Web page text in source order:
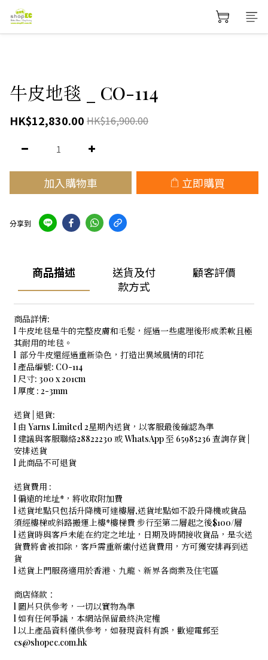
牛皮地毯 _ CO-114
HK$12,830.00 HK$16,900.00
加入購物車 立即購買
分享到
商品描述
送貨及付
款方式
顧客評價
商品詳情:
l 牛皮地毯是牛的完整皮膚和毛髮，經過一些處理後形成柔軟且極
其耐用的地毯。
l 部分牛皮還經過重新染色，打造出異域風情的印花
l 產品編號: CO-114
l 尺寸: 300 x 201cm
l 厚度 : 2-3mm
送貨 | 退貨:
l 由 Yarns Limited 2星期內送貨，以客服最後確認為準
l 建議與客服聯絡28822230 或 WhatsApp 至 65985236 查詢存貨 |
安排送貨
l 此商品不可退貨
送貨費用 :
l 偏遠的地址*，將收取附加費
l 送貨地點只包括升降機可達樓層,送貨地點如不設升降機或貨品
須經樓梯或斜路搬運上樓*樓梯費 步行至第二層起之後$100/層
l 送貨時與客戶未能在約定之地址，日期及時間接收貨品，是次送
貨費將會被扣除，客戶需重新繳付送貨費用，方可獲安排再到送
貨
l 送貨上門服務適用於香港、九龍、新界各商業及住宅區
商店條款：
l 圖片只供參考，一切以實物為準
l 如有任何爭議，本網站保留最終決定權
l 以上產品資料僅供參考，如發現資料有誤，歡迎電郵至
cs@shopec.com.hk